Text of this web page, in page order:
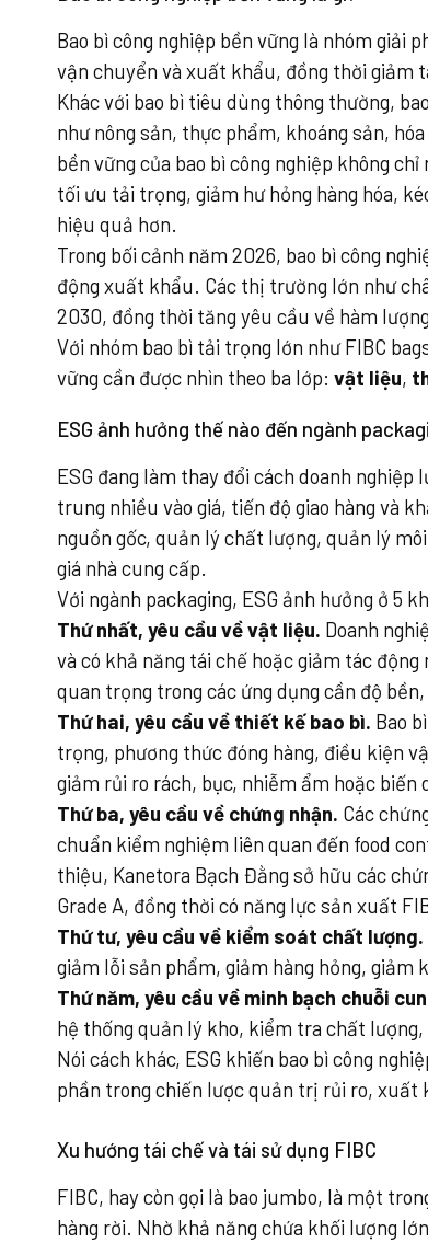
Bao bì công nghiệp bền vững là nhóm giải
vận chuyển và xuất khẩu, đồng thời giảm
Khác với bao bì tiêu dùng thông thường,
như nông sản, thực phẩm, khoáng sản,
bền vững của bao bì công nghiệp không
tối ưu tải trọng, giảm hư hỏng hàng hóa,
hiệu quả hơn.
Trong bối cảnh năm 2026, bao bì công
động xuất khẩu. Các thị trường lớn như
2030, đồng thời tăng yêu cầu về hàm
Với nhóm bao bì tải trọng lớn như FIBC
vững cần được nhìn theo ba lớp: vật liệu,
ESG ảnh hưởng thế nào đến ngành
ESG đang làm thay đổi cách doanh
trung nhiều vào giá, tiến độ giao hàng và
nguồn gốc, quản lý chất lượng, quản lý
giá nhà cung cấp.
Với ngành packaging, ESG ảnh hưởng ở 5
Thứ nhất, yêu cầu về vật liệu. Doanh
và có khả năng tái chế hoặc giảm tác
quan trọng trong các ứng dụng cần độ
Thứ hai, yêu cầu về thiết kế bao bì. Bao
trọng, phương thức đóng hàng, điều kiện
giảm rủi ro rách, bục, nhiễm ẩm hoặc biến
Thứ ba, yêu cầu về chứng nhận. Các
chuẩn kiểm nghiệm liên quan đến food
thiệu, Kanetora Bạch Đằng sở hữu các
Grade A, đồng thời có năng lực sản xuất
Thứ tư, yêu cầu về kiểm soát chất lượng.
giảm lỗi sản phẩm, giảm hàng hỏng, giảm
Thứ năm, yêu cầu về minh bạch chuỗi
hệ thống quản lý kho, kiểm tra chất
Nói cách khác, ESG khiến bao bì công
phần trong chiến lược quản trị rủi ro, xuất
Xu hướng tái chế và tái sử dụng FIBC
FIBC, hay còn gọi là bao jumbo, là một
hàng rời. Nhờ khả năng chứa khối lượng